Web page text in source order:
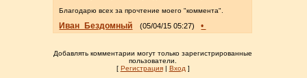
Благодарю всех за прочтение моего "коммента".
Иван_Бездомный (05/04/15 05:27) •
Добавлять комментарии могут только зарегистрированные
пользователи.
[ Регистрация| Вход ]